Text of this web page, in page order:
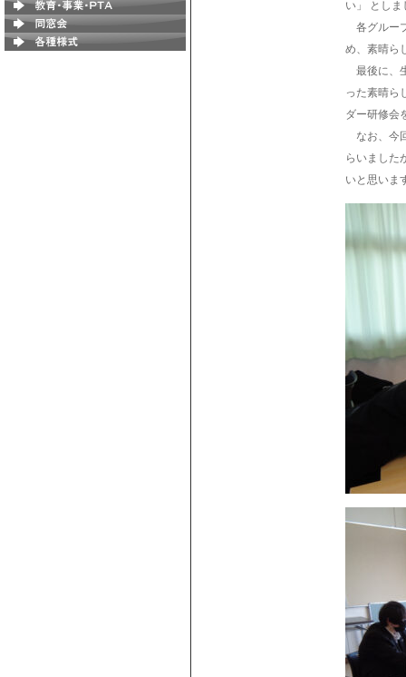
い」 としま
各グルー
め、素晴ら
最後に、
った素晴ら
ダー研修会
なお、今
らいました
いと思いま